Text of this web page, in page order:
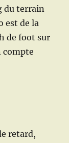
du terrain
est de la
de foot sur
compte
retard,